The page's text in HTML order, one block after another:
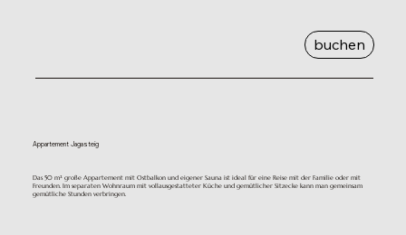
buchen
Appartement Jagasteig
Das 50 m² große Appartement mit Ostbalkon und eigener Sauna ist ideal für eine Reise mit der Familie oder mit
Freunden. Im separaten Wohnraum mit vollausgestatteter Küche und gemütlicher Sitzecke kann man gemeinsam
gemütliche Stunden verbringen.